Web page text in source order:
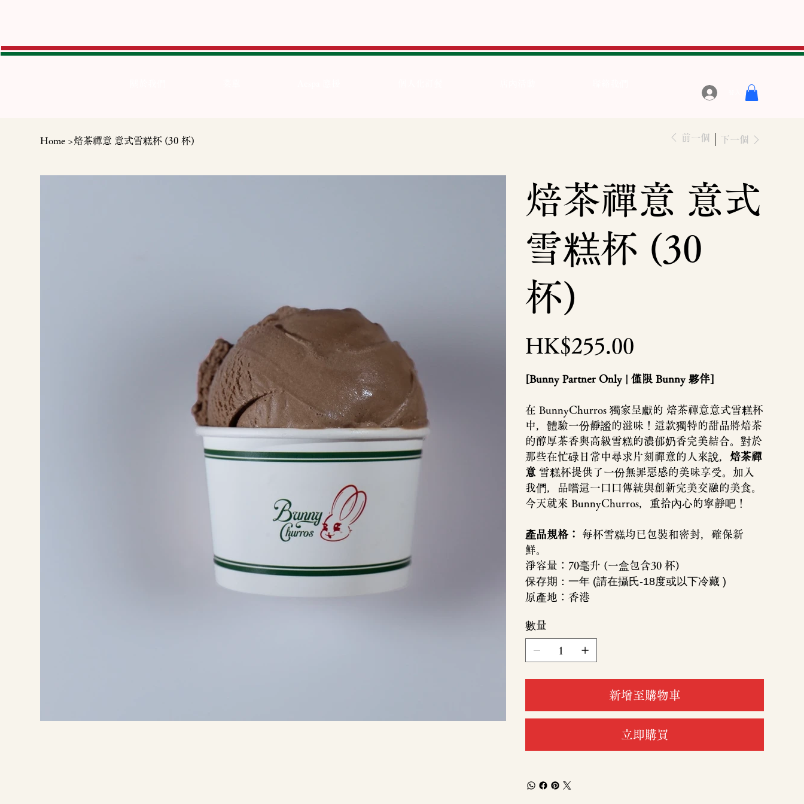
Home >焙茶禪意 意式雪糕杯 (30 杯) 前一個 下一個
焙茶禪意 意式
雪糕杯 (30
杯)
格
HK$255.00
[Bunny Partner Only | 僅限 Bunny 夥伴]
在 BunnyChurros 獨家呈獻的 焙茶禪意意式雪糕杯
中，體驗一份靜謐的滋味！這款獨特的甜品將焙茶
的醇厚茶香與高級雪糕的濃郁奶香完美結合。對於
那些在忙碌日常中尋求片刻禪意的人來說， 焙茶禪
意雪糕杯提供了一份無罪惡感的美味享受。加入
我們，品嚐這一口口傳統與創新完美交融的美食。
今天就來 BunnyChurros，重拾內心的寧靜吧！
產品規格：
每杯雪糕均已包裝和密封，確保新
鮮。
淨容量：70毫升 (一盒包含30 杯)
保存期：一年 (請在攝氏-18度或以下冷藏 )
原產地：香港
數量
新增至購物車
立即購買